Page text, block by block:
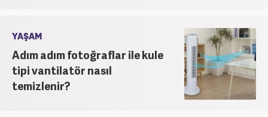
YAŞAM
Adım adım fotoğraflar ile kule
tipi vantilatör nasıl
temizlenir?